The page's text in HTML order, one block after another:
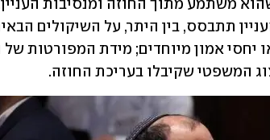
המשפטי שקיבלו בעריכת החוזה.